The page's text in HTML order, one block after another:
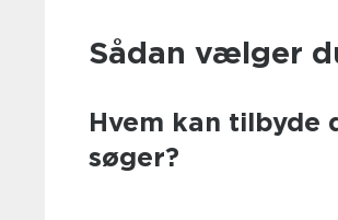
Sådan vælger
Hvem kan tilbyde
søger?